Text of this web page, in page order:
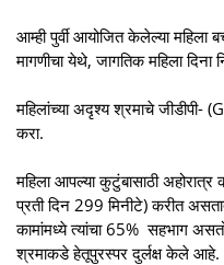
आम्ही पुर्वी आयोजित केलेल्या महिला
मागणीचा येथे, जागतिक महिला दिना
महिलांच्या अदृश्य श्रमाचे जीडीपी-
करा.
महिला आपल्या कुटुंबासाठी
प्रती दिन 299 मिनीटे) करीत
कामांमध्ये त्यांचा 65% सहभाग
श्रमाकडे हेतूपुरस्पर दुर्लक्ष केले आहे.